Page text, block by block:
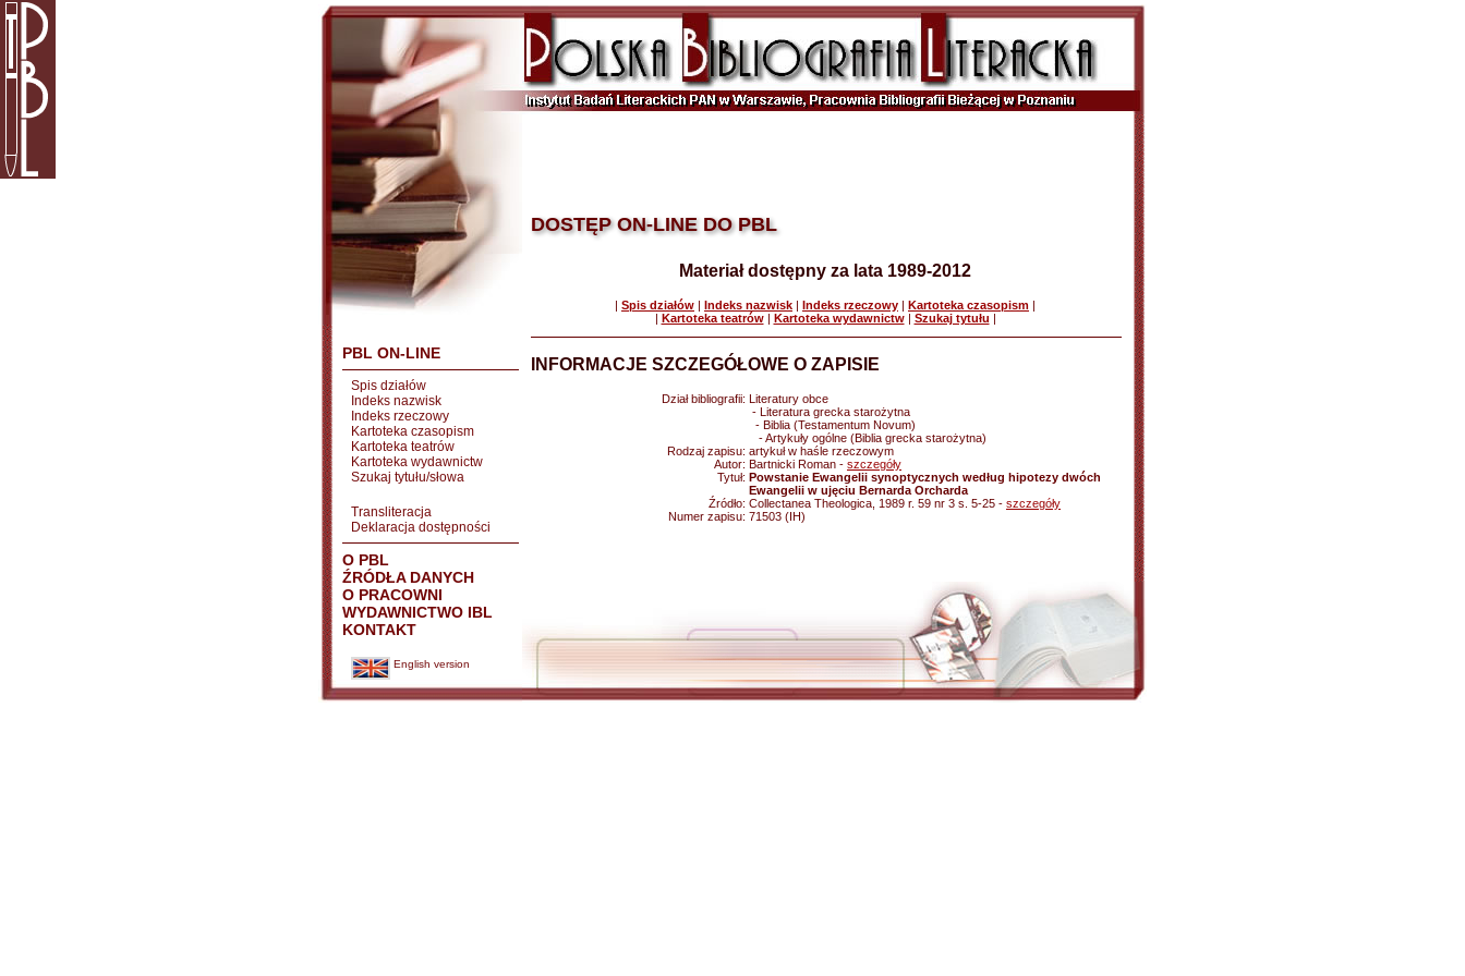
PBL ON-LINE
Spis działów
Indeks nazwisk
Indeks rzeczowy
Kartoteka czasopism
Kartoteka teatrów
Kartoteka wydawnictw
Szukaj tytułu/słowa
Transliteracja
Deklaracja dostępności
O PBL
ŹRÓDŁA DANYCH
O PRACOWNI
WYDAWNICTWO IBL
KONTAKT
English version
DOSTĘP ON-LINE DO PBL
Materiał dostępny za lata 1989-2012
| Spis działów | Indeks nazwisk | Indeks rzeczowy | Kartoteka czasopism |
| Kartoteka teatrów| Kartoteka wydawnictw| Szukaj tytułu |
INFORMACJE SZCZEGÓŁOWE O ZAPISIE
Dział bibliografii: Literatury obce
- Literatura grecka starożytna
- Biblia (Testamentum Novum)
- Artykuły ogólne (Biblia grecka starożytna)
Rodzaj zapisu: artykuł w haśle rzeczowym
Autor: Bartnicki Roman - szczegóły
Tytuł: Powstanie Ewangelii synoptycznych według hipotezy dwóch
Ewangelii w ujęciu Bernarda Orcharda
Źródło: Collectanea Theologica, 1989 r. 59 nr 3 s. 5-25 - szczegóły
Numer zapisu: 71503 (IH)